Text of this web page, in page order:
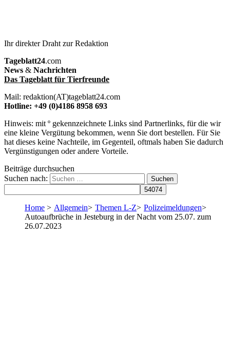
Ihr direkter Draht zur Redaktion
Tageblatt24.com
News & Nachrichten
Das Tageblatt für Tierfreunde
Mail: redaktion(AT)tageblatt24.com
Hotline: +49 (0)4186 8958 693
Hinweis: mit º gekennzeichnete Links sind Partnerlinks, für die wir
eine kleine Vergütung bekommen, wenn Sie dort bestellen. Für Sie
hat dieses keine Nachteile, im Gegenteil, oftmals haben Sie dadurch
Vergünstigungen oder andere Vorteile.
Beiträge durchsuchen
Suchen nach:
Home > Allgemein> Themen L-Z> Polizeimeldungen>
Autoaufbrüche in Jesteburg in der Nacht vom 25.07. zum
26.07.2023